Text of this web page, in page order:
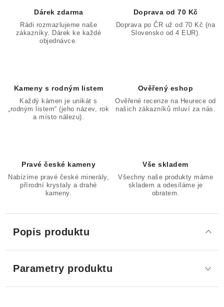
Dárek zdarma
Rádi rozmazlujeme naše
zákazníky. Dárek ke každé
objednávce.
Doprava od 70 Kč
Doprava po ČR už od 70 Kč (na
Slovensko od 4 EUR).
Kameny s rodným listem
Každý kámen je unikát s
„rodným listem“ (jeho název, rok
a místo nálezu).
Ověřený eshop
Ověřené recenze na Heurece od
našich zákazníků mluví za nás.
Pravé české kameny
Nabízíme pravé české minerály,
přírodní krystaly a drahé
kameny.
Vše skladem
Všechny naše produkty máme
skladem a odesíláme je
obratem.
Popis produktu
Parametry produktu